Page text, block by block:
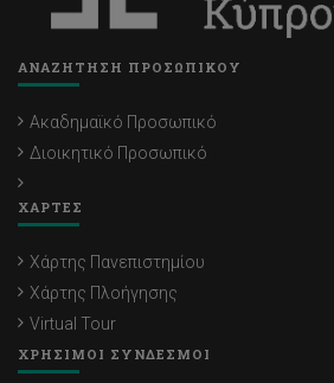
ΑΝΑΖΗΤΗΣΗ ΠΡΟΣΩΠΙΚΟΥ
Ακαδημαϊκό Προσωπικό
Διοικητικό Προσωπικό
ΧΑΡΤΕΣ
Χάρτης Πανεπιστημίου
Χάρτης Πλοήγησης
Virtual Tour
ΧΡΗΣΙΜΟΙ ΣΥΝΔΕΣΜΟΙ